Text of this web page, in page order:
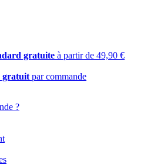
gratuite à partir de 49,90 €
gratuit par commande
?